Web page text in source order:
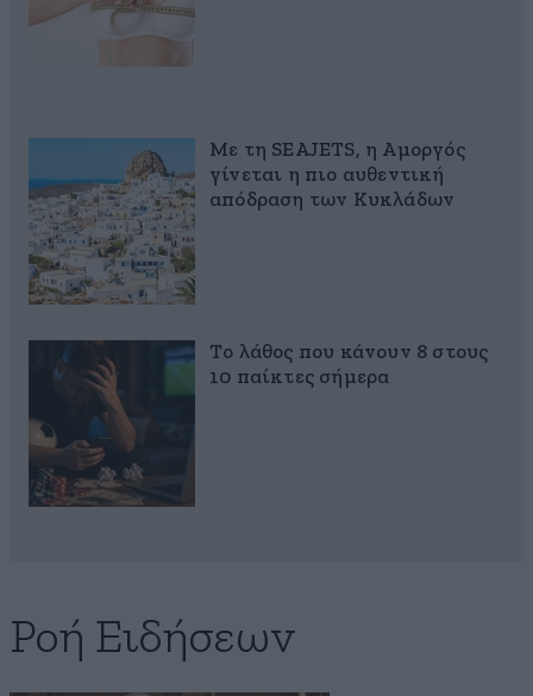
Με τη SEAJETS, η Αμοργός
γίνεται η πιο αυθεντική
απόδραση των Κυκλάδων
Το λάθος που κάνουν 8 στους
10 παίκτες σήμερα
Ροή Ειδήσεων